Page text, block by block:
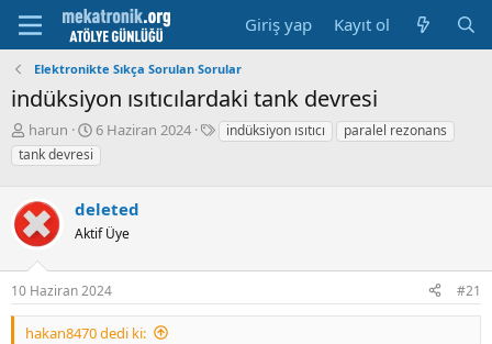
Giriş yap Kayıt ol
Elektronikte Sıkça Sorulan Sorular
indüksiyon ısıtıcılardaki tank devresi
K
o
n
y
u
b
a
ş
l
a
harun
B
a
ş
a
m
t
a
r
i
6 Haziran 2024
E
e
indüksiyon ısıtıcı
paralel rezonans
tank devresi
deleted
Aktif Üye
10 Haziran 2024 #21
hakan8470 dedi ki: